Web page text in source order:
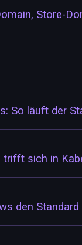
Store-
So läuft der
sich in
den